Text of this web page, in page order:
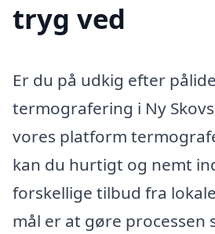
tryg ved
Er du på udkig efter
termografering i Ny
vores platform
kan du hurtigt og nemt
forskellige tilbud fra
mål er at gøre processen